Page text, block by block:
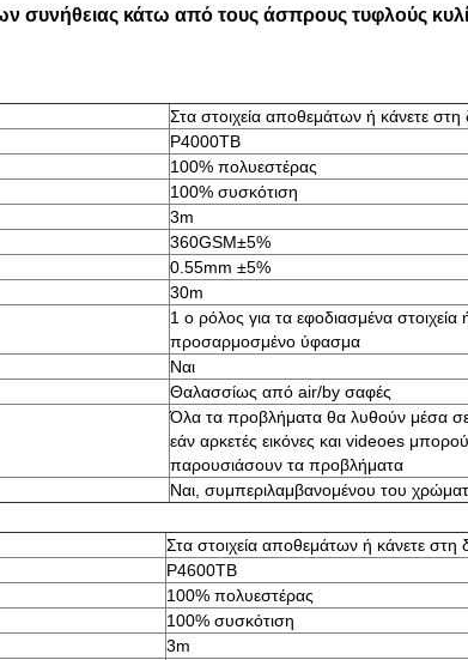
συνήθειας κάτω από τους άσπρους τυφλούς
Στα στοιχεία αποθεμάτων ή κάνετε στη
P4000TB
100% πολυεστέρας
100% συσκότιση
3m
360GSM±5%
0.55mm ±5%
30m
1 ο ρόλος για τα εφοδιασμένα
προσαρμοσμένο ύφασμα
Ναι
Θαλασσίως από air/by σαφές
Όλα τα προβλήματα θα λυθούν μέσα
εάν αρκετές εικόνες και videoes
παρουσιάσουν τα προβλήματα
Ναι, συμπεριλαμβανομένου του
Στα στοιχεία αποθεμάτων ή κάνετε στη
P4600TB
100% πολυεστέρας
100% συσκότιση
3m